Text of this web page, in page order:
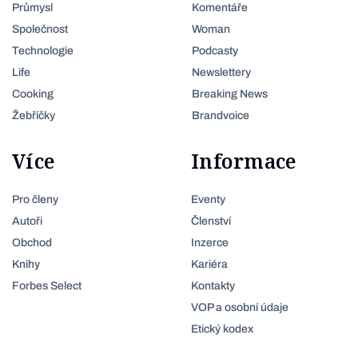
Průmysl
Společnost
Technologie
Life
Cooking
Žebříčky
Komentáře
Woman
Podcasty
Newslettery
Breaking News
Brandvoice
Více
Pro členy
Autoři
Obchod
Knihy
Forbes Select
Informace
Eventy
Členství
Inzerce
Kariéra
Kontakty
VOP a osobní údaje
Etický kodex